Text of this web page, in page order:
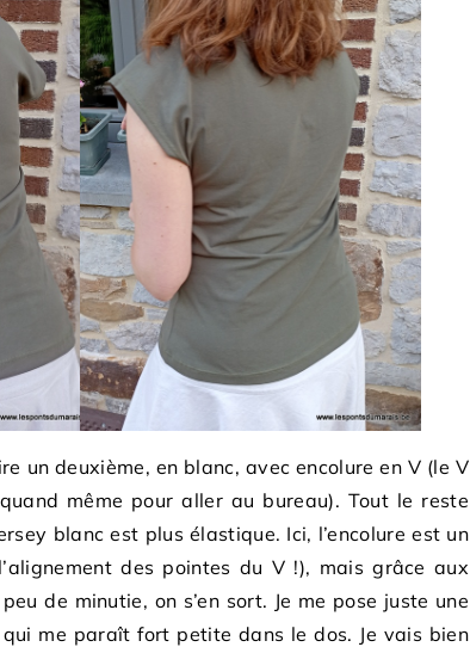
un deuxième, en blanc, avec encolure en V (le V
même pour aller au bureau). Tout le reste
blanc est plus élastique. Ici, l’encolure est un
des pointes du V !), mais grâce aux
de minutie, on s’en sort. Je me pose juste une
me paraît fort petite dans le dos. Je vais bien